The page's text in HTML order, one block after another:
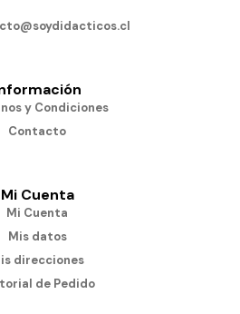
y Condiciones
Contacto
Mi Cuenta
Mi Cuenta
Mis datos
direcciones
de Pedido